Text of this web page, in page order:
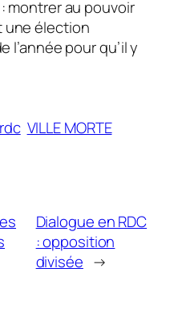
montrer au pouvoir
une élection
l’année pour qu’il y
rdc VILLE MORTE
Dialogue en RDC
: opposition
divisée →